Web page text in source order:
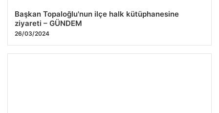
Başkan Topaloğlu'nun ilçe halk kütüphanesine
ziyareti – GÜNDEM
26/03/2024